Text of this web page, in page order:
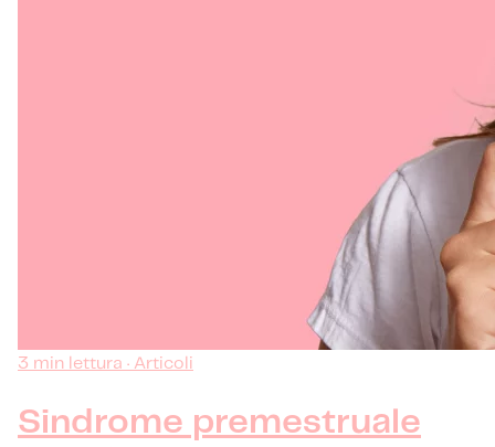
3 min lettura · Articoli
Sindrome premestruale